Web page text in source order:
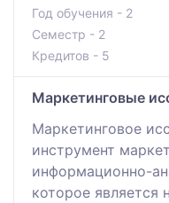
Год обучения - 2
Семестр - 2
Кредитов - 5
Маркетинговые
Маркетинговое
инструмент
информационно-
которое является